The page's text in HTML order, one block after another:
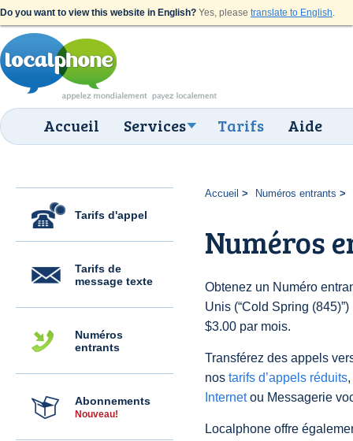
Do you want to view this website in English? Yes, please translate to English.
Accueil Services Tarifs Aide
Tarifs d'appel
Tarifs de
message texte
Numéros
entrants
Abonnements
Nouveau!
Accueil Numéros entrants
Numéros
Obtenez un Numéro
Unis (“Cold Spring
$3.00 par mois.
Transférez des appels
nos tarifs d’appels réduits
Internetou Messagerie
Localphone offre